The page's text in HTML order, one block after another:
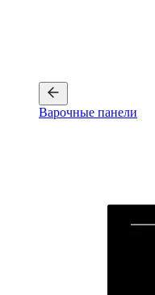
Варочные панели